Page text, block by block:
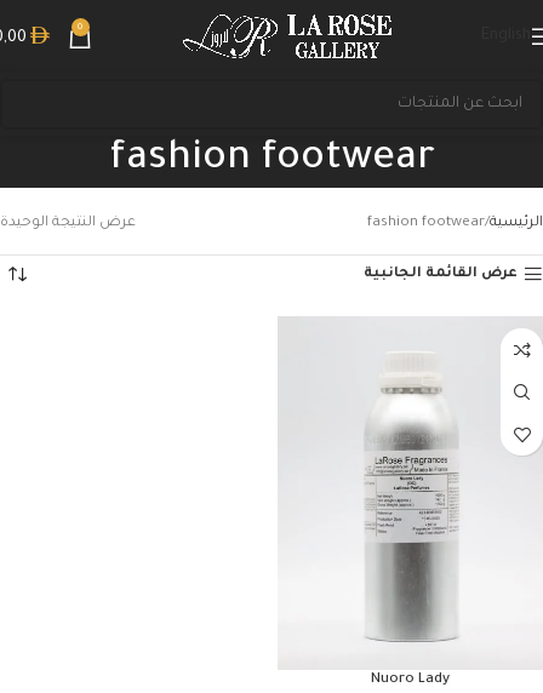
0
fashion footwear
الرئيسية fashion footwear عرض النتيجة الوحيدة
عرض القائمة الجانبية
Nuoro Lady